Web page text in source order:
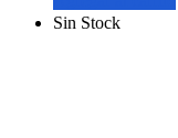
Sin Stock